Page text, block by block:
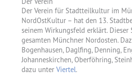
Der Verein für Stadtteilkultur im
NordOstKultur – hat den 13.
seinem Wirkungsfeld erklärt.
gesamten Münchner Nordosten.
Bogenhausen, Daglfing, Denning,
Johanneskirchen, Oberföhring,
dazu unter Viertel.